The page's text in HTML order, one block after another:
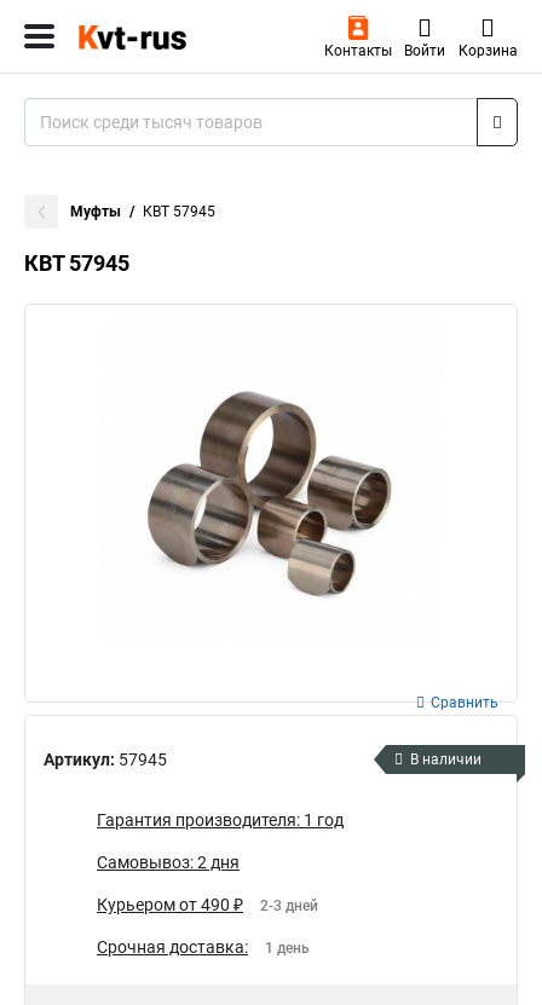
Контакты Войти Корзина
Муфты КВТ 57945
КВТ 57945
Артикул: 57945
Сравнить
В наличии
Гарантия производителя: 1 год
Самовывоз: 2 дня
Курьером от 490 ₽ 2-3 дней
Срочная доставка: 1 день